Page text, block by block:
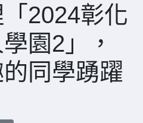
2024彰化
園2」，
同學踴躍